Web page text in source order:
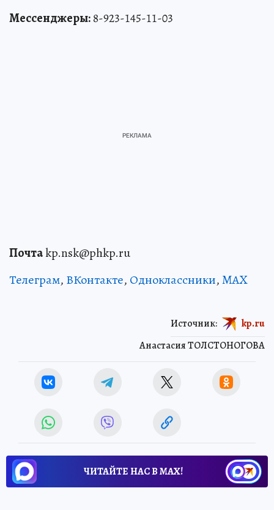
Мессенджеры:8-923-145-11-03
Почтаkp.nsk@phkp.ru
Телеграм, ВКонтакте, Одноклассники,MAX
Анастасия ТОЛСТОНОГОВА
Источник: kp.ru
ЧИТАЙТЕ НАС В МАХ!